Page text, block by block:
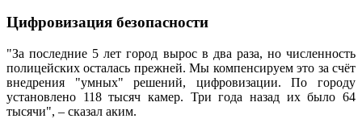
Цифровизация безопасности
"За последние 5 лет город вырос в два раза, но численность
полицейских осталась прежней. Мы компенсируем это за счёт
внедрения "умных" решений, цифровизации. По городу
установлено 118 тысяч камер. Три года назад их было 64
тысячи", – сказал аким.